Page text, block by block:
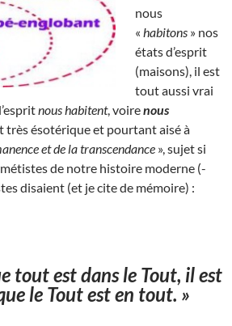
nous
« habitons » nos
états d’esprit
(maisons), il est
tout aussi vrai
nous habitent, voirenous
très ésotérique et pourtant aisé à
et de la transcendance », sujet si
de notre histoire moderne (-
disaient (et je cite de mémoire) :
tout est dans le Tout, il est
le Tout est en tout. »